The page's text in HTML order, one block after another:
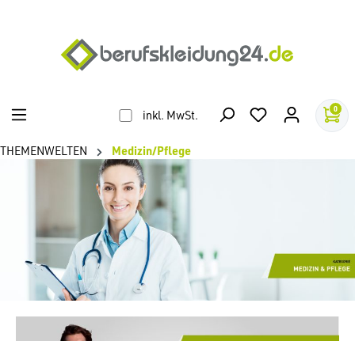
inkl. MwSt. 0
THEMENWELTEN Medizin/Pflege